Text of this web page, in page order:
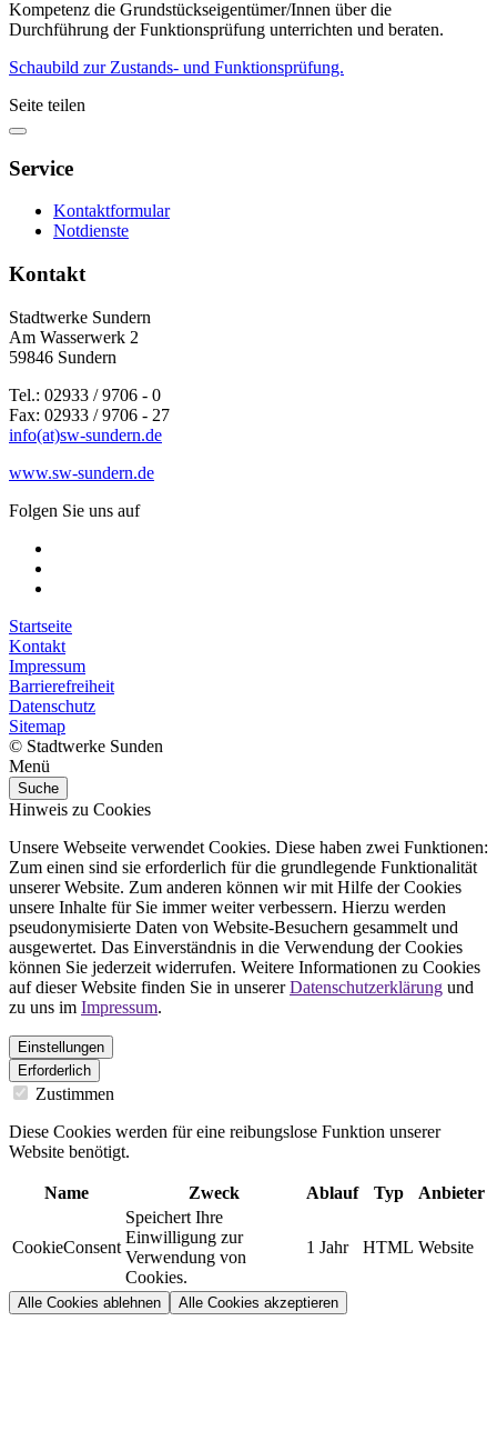
Kompetenz die Grundstückseigentümer/Innen über die
Durchführung der Funktionsprüfung unterrichten und beraten.
Schaubild zur Zustands- und Funktionsprüfung.
Seite teilen
Service
Kontaktformular
Notdienste
Kontakt
Stadtwerke Sundern
Am Wasserwerk 2
59846 Sundern
Tel.: 02933 / 9706 - 0
Fax: 02933 / 9706 - 27
info(at)sw-sundern.de
www.sw-sundern.de
Folgen Sie uns auf
Startseite
Kontakt
Impressum
Barrierefreiheit
Datenschutz
Sitemap
© Stadtwerke Sunden
Menü
Suche
Hinweis zu Cookies
Unsere Webseite verwendet Cookies. Diese haben zwei Funktionen:
Zum einen sind sie erforderlich für die grundlegende Funktionalität
unserer Website. Zum anderen können wir mit Hilfe der Cookies
unsere Inhalte für Sie immer weiter verbessern. Hierzu werden
pseudonymisierte Daten von Website-Besuchern gesammelt und
ausgewertet. Das Einverständnis in die Verwendung der Cookies
können Sie jederzeit widerrufen. Weitere Informationen zu Cookies
auf dieser Website finden Sie in unsererDatenschutzerklärung und
zu uns im Impressum.
Einstellungen
Erforderlich
Zustimmen
Diese Cookies werden für eine reibungslose Funktion unserer
Website benötigt.
Name Zweck Ablauf Typ Anbieter
CookieConsent
Speichert Ihre
Einwilligung zur
Verwendung von
Cookies.
1 Jahr HTML Website
Alle Cookies ablehnen Alle Cookies akzeptieren